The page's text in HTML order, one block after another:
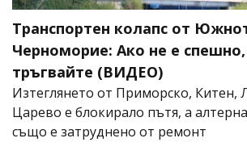
Транспортен колапс от
Черноморие: Ако не е
тръгвайте (ВИДЕО)
Изтеглянето от Приморско, Китен,
Царево е блокирало пътя, а
също е затруднено от ремонт